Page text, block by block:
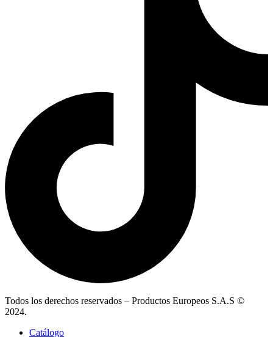
Todos los derechos reservados – Productos Europeos S.A.S ©
2024.
Catálogo